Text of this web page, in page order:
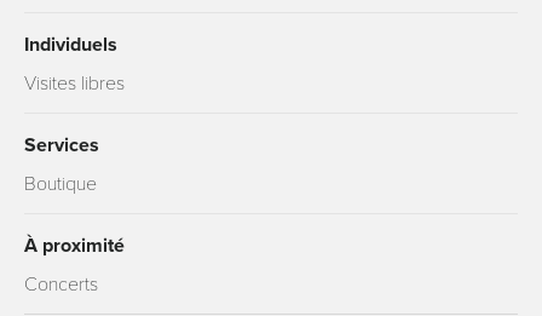
Individuels
Visites libres
Services
Boutique
À proximité
Concerts